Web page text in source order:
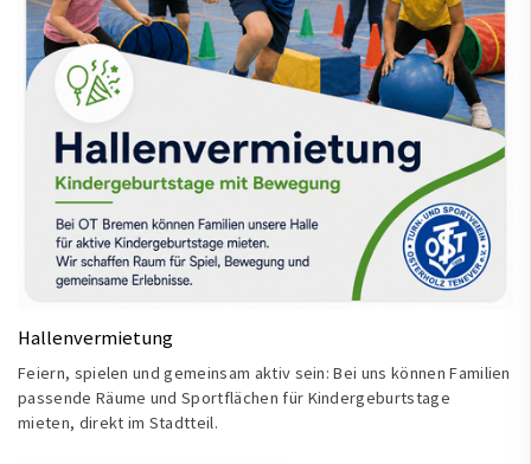
Hallenvermietung
Feiern, spielen und gemeinsam aktiv sein: Bei uns können Familien
passende Räume und Sportflächen für Kindergeburtstage
mieten, direkt im Stadtteil.